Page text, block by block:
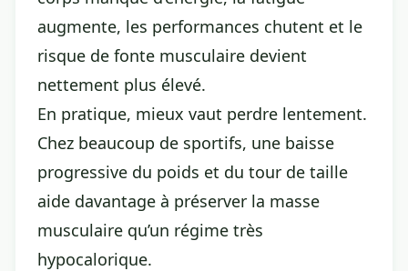
augmente, les performances chutent et le
risque de fonte musculaire devient
nettement plus élevé.
En pratique, mieux vaut perdre lentement.
Chez beaucoup de sportifs, une baisse
progressive du poids et du tour de taille
aide davantage à préserver la masse
musculaire qu’un régime très
hypocalorique.